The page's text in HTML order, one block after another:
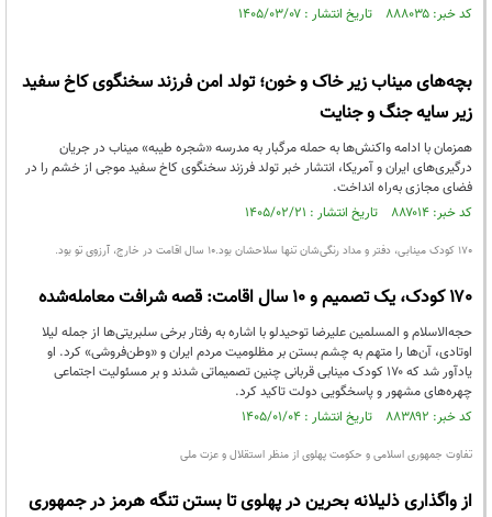
کد خبر: ۸۸۸۰۳۵ تاریخ انتشار : ۱۴۰۵/۰۳/۰۷
بچه‌های میناب زیر خاک و خون؛ تولد امن فرزند سخنگوی کاخ سفید
زیر سایه جنگ و جنایت
همزمان با ادامه واکنش‌ها به حمله مرگبار به مدرسه «شجره طیبه» میناب در جریان
درگیری‌های ایران و آمریکا، انتشار خبر تولد فرزند سخنگوی کاخ سفید موجی از خشم را در
فضای مجازی به‌راه انداخت.
کد خبر: ۸۸۷۰۱۴ تاریخ انتشار : ۱۴۰۵/۰۲/۲۱
۱۷۰ کودک مینابی، دفتر و مداد رنگی‌شان تنها سلاحشان بود.۱۰ سال اقامت در خارج، آرزوی تو بود.
۱۷۰ کودک، یک تصمیم و ۱۰ سال اقامت: قصه شرافت معامله‌شده
حجه‌الاسلام و المسلمین علیرضا توحیدلو با اشاره به رفتار برخی سلبریتی‌ها از جمله لیلا
اوتادی، آن‌ها را متهم به چشم بستن بر مظلومیت مردم ایران و «وطن‌فروشی» کرد. او
یادآور شد که ۱۷۰ کودک مینابی قربانی چنین تصمیماتی شدند و بر مسئولیت اجتماعی
چهره‌های مشهور و پاسخگویی دولت تاکید کرد.
کد خبر: ۸۸۳۸۹۲ تاریخ انتشار : ۱۴۰۵/۰۱/۰۴
تفاوت جمهوری اسلامی و حکومت پهلوی از منظر استقلال و عزت ملی
از واگذاری ذلیلانه بحرین در پهلوی تا بستن تنگه هرمز در جمهوری